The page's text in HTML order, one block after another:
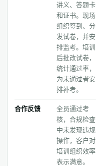
讲义、答题卡
和证书。现场
组织签到、分
发试卷，并安
排监考。培训
后批改试卷，
统计通过率，
为未通过者安
排补考。
合作反馈
全员通过考
核，合规检查
中未发现违规
操作，客户对
培训组织效率
表示满意。